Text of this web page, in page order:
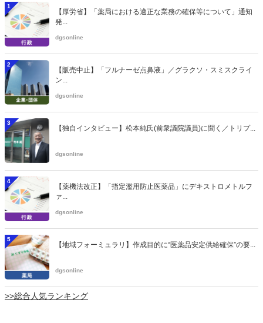
1
【厚労省】「薬局における適正な業務の確保等について」通知
発...
dgsonline
2
【販売中止】「フルナーゼ点鼻液」／グラクソ・スミスクライ
ン...
dgsonline
3
【独自インタビュー】松本純氏(前衆議院議員)に聞く／トリプ...
dgsonline
4
【薬機法改正】「指定濫用防止医薬品」にデキストロメトルフ
ァ...
dgsonline
5
【地域フォーミュラリ】作成目的に“医薬品安定供給確保”の要...
dgsonline
>>総合人気ランキング